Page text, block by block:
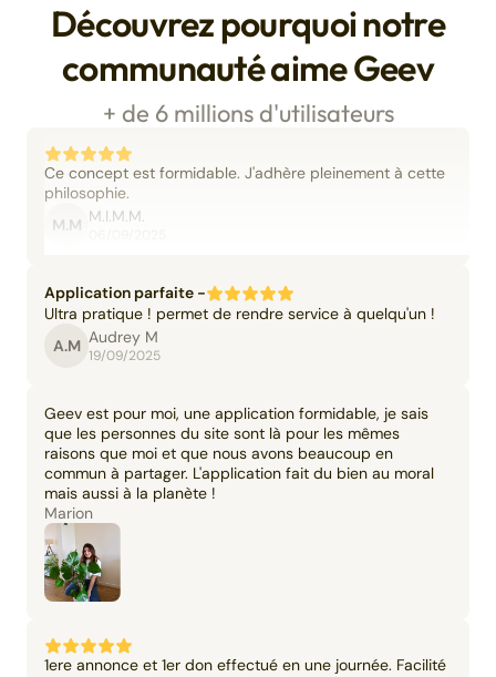
Découvrez pourquoi notre
communauté aime Geev
+ de 6 millions d'utilisateurs
Ce concept est formidable. J'adhère pleinement à cette
philosophie.
M.M M.I.M.M.
Application parfaite -
Ultra pratique ! permet de rendre service à quelqu'un !
A.M Audrey M
19/09/2025
Geev est pour moi, une application formidable, je sais
que les personnes du site sont là pour les mêmes
raisons que moi et que nous avons beaucoup en
commun à partager. L'application fait du bien au moral
mais aussi à la planète !
Marion
1ere annonce et 1er don effectué en une journée. Facilité